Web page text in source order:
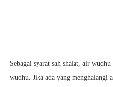
Sebagai syarat sah shalat, air
wudhu. Jika ada yang menghalangi